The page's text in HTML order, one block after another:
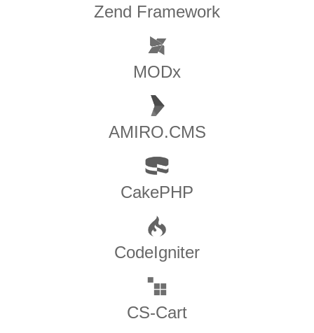
Zend Framework
MODx
AMIRO.CMS
CakePHP
CodeIgniter
CS-Cart